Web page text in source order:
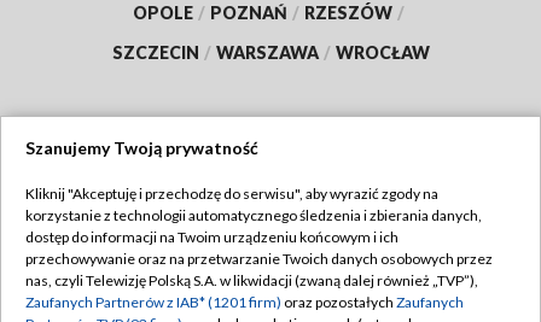
OPOLE / POZNAŃ / RZESZÓW /
SZCZECIN / WARSZAWA / WROCŁAW
TVP
Abonament TVP
Emisja w TVP
Regulamin TVP
Polityka prywatności
Szanujemy Twoją prywatność
Kliknij "Akceptuję i przechodzę do serwisu", aby wyrazić zgody na
korzystanie z technologii automatycznego śledzenia i zbierania danych,
dostęp do informacji na Twoim urządzeniu końcowym i ich
przechowywanie oraz na przetwarzanie Twoich danych osobowych przez
nas, czyli Telewizję Polską S.A. w likwidacji (zwaną dalej również „TVP”),
Zaufanych Partnerów z IAB* (1201 firm) oraz pozostałych Zaufanych